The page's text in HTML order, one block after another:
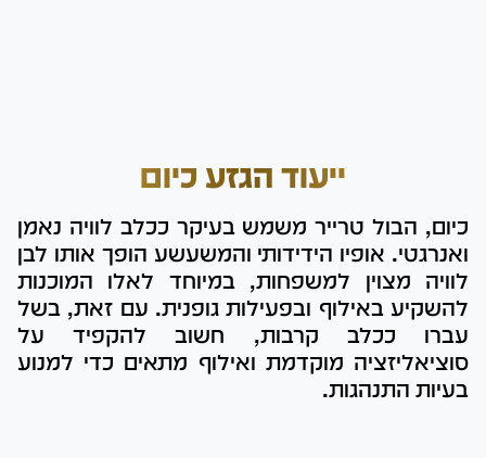
ייעוד הגזע כיום
כיום, הבול טרייר משמש בעיקר ככלב לוויה נאמן
ואנרגטי. אופיו הידידותי והמשעשע הופך אותו לבן
לוויה מצוין למשפחות, במיוחד לאלו המוכנות
להשקיע באילוף ובפעילות גופנית. עם זאת, בשל
עברו ככלב קרבות, חשוב להקפיד על
סוציאליזציה מוקדמת ואילוף מתאים כדי למנוע
בעיות התנהגות.